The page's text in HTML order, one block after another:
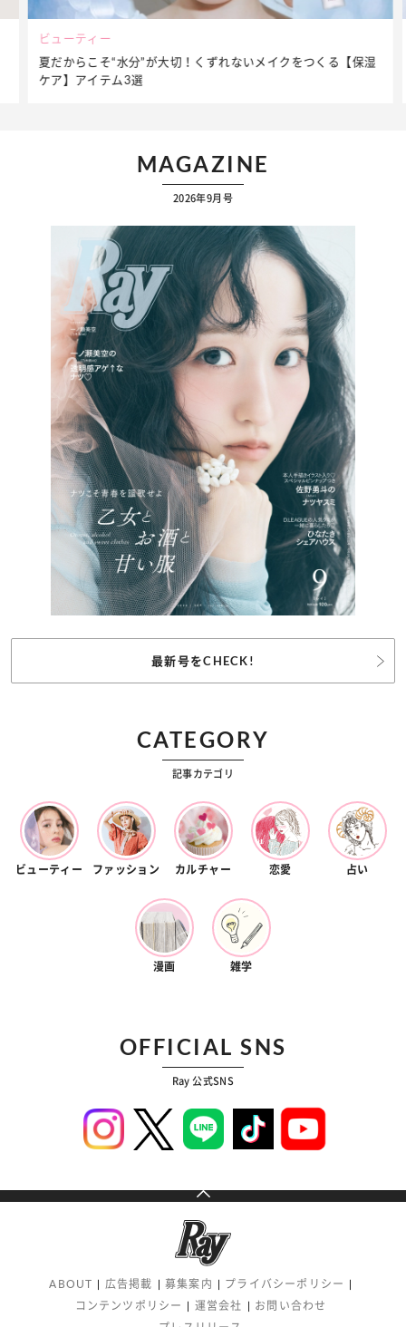
ビューティー
夏だからこそ“水分”が大切！くずれないメイクをつくる【保湿
ケア】アイテム3選
MAGAZINE
2026年9月号
最新号をCHECK!
CATEGORY
記事カテゴリ
ビューティー ファッション カルチャー 恋愛 占い
漫画 雑学
OFFICIAL SNS
Ray 公式SNS
ABOUT 広告掲載 募集案内
プライバシーポリシー
コンテンツポリシー
運営会社
お問い合わせ